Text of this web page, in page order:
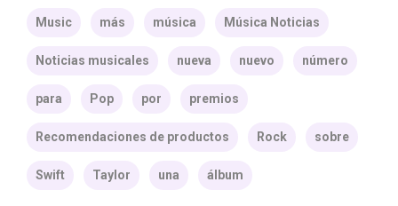
Music más música Música Noticias
Noticias musicales nueva nuevo número
para Pop por premios
Recomendaciones de productos Rock sobre
Swift Taylor una álbum